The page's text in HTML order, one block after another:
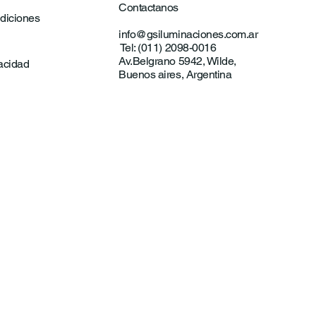
Contactanos
info@gsiluminaciones.com.ar
Tel: (011) 2098-0016
Av.Belgrano 5942, Wilde,
Buenos aires, Argentina